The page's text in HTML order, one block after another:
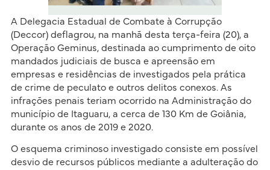
A Delegacia Estadual de Combate à Corrupção
(Deccor) deflagrou, na manhã desta terça-feira (20), a
Operação Geminus, destinada ao cumprimento de oito
mandados judiciais de busca e apreensão em
empresas e residências de investigados pela prática
de crime de peculato e outros delitos conexos. As
infrações penais teriam ocorrido na Administração do
município de Itaguaru, a cerca de 130 Km de Goiânia,
durante os anos de 2019 e 2020.
O esquema criminoso investigado consiste em possível
desvio de recursos públicos mediante a adulteração do